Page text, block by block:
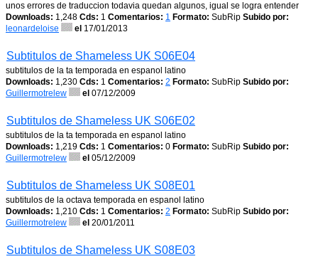
unos errores de traduccion todavia quedan algunos, igual se logra entender
Downloads: 1,248 Cds: 1 Comentarios: 1 Formato: SubRip Subido por:
leonardeloise
el 17/01/2013
Subtitulos de Shameless UK S06E04
subtitulos de la ta temporada en espanol latino
Downloads: 1,230 Cds: 1 Comentarios: 2 Formato: SubRip Subido por:
Guillermotrelew
el 07/12/2009
Subtitulos de Shameless UK S06E02
subtitulos de la ta temporada en espanol latino
Downloads: 1,219 Cds: 1 Comentarios: 0 Formato: SubRip Subido por:
Guillermotrelew
el 05/12/2009
Subtitulos de Shameless UK S08E01
subtitulos de la octava temporada en espanol latino
Downloads: 1,210 Cds: 1 Comentarios: 2 Formato: SubRip Subido por:
Guillermotrelew
el 20/01/2011
Subtitulos de Shameless UK S08E03